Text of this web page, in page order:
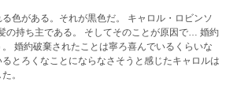
それが黒色だ。 キャロル・ロビンソ
してそのことが原因で… 婚約
婚約破棄されたことは寧ろ喜んでいるくらいな
とろくなことにならなさそうと感じたキャロルは
。